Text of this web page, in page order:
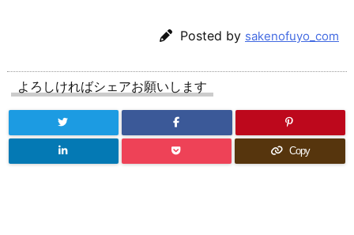
Posted by sakenofuyo_com
よろしければシェアお願いします
Copy